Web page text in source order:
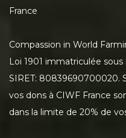
France
Compassion in World
Loi 1901 immatriculée
SIRET: 80839690700020.
vos dons à CIWF France
dans la limite de 20% de